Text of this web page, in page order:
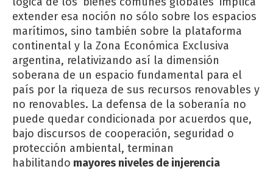
extender esa noción no sólo sobre los espacios
marítimos, sino también sobre la plataforma
continental y la Zona Económica Exclusiva
argentina, relativizando así la dimensión
soberana de un espacio fundamental para el
país por la riqueza de sus recursos renovables y
no renovables. La defensa de la soberanía no
puede quedar condicionada por acuerdos que,
bajo discursos de cooperación, seguridad o
protección ambiental, terminan
habilitando mayores niveles de injerencia